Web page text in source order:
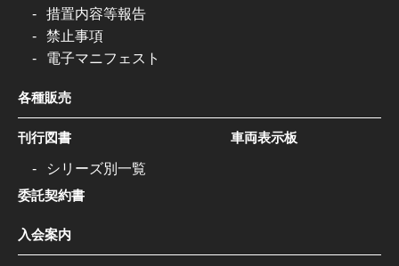
措置内容等報告
禁止事項
電子マニフェスト
各種販売
刊行図書
シリーズ別一覧
委託契約書
車両表示板
入会案内